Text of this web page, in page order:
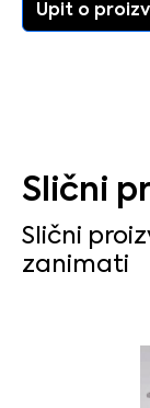
Upit o
Slični
Slični
zanimati